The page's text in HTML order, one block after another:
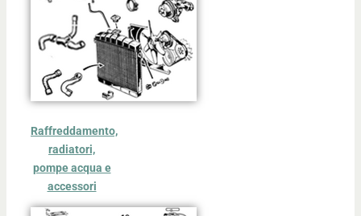
Raffreddamento,
radiatori,
pompe acqua e
accessori